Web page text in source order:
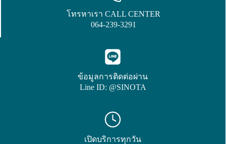
โทรหาเรา CALL CENTER
064-239-3291
ข้อมูลการติดต่อผ่าน
Line ID: @SINOTA
เปิดบริการทุกวัน